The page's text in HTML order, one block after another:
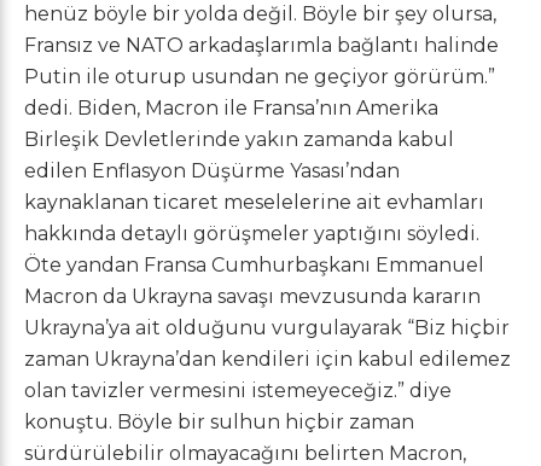
henüz böyle bir yolda değil. Böyle bir şey olursa,
Fransız ve NATO arkadaşlarımla bağlantı halinde
Putin ile oturup usundan ne geçiyor görürüm.”
dedi. Biden, Macron ile Fransa’nın Amerika
Birleşik Devletlerinde yakın zamanda kabul
edilen Enflasyon Düşürme Yasası’ndan
kaynaklanan ticaret meselelerine ait evhamları
hakkında detaylı görüşmeler yaptığını söyledi.
Öte yandan Fransa Cumhurbaşkanı Emmanuel
Macron da Ukrayna savaşı mevzusunda kararın
Ukrayna’ya ait olduğunu vurgulayarak “Biz hiçbir
zaman Ukrayna’dan kendileri için kabul edilemez
olan tavizler vermesini istemeyeceğiz.” diye
konuştu. Böyle bir sulhun hiçbir zaman
sürdürülebilir olmayacağını belirten Macron,